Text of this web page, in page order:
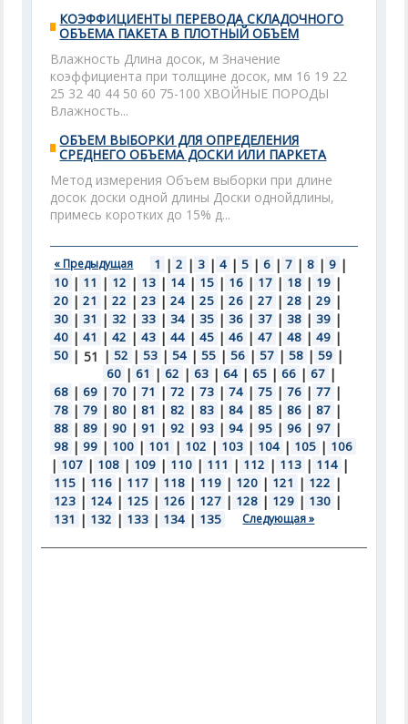
КОЭФФИЦИЕНТЫ ПЕРЕВОДА СКЛАДОЧНОГО
ОБЪЕМА ПАКЕТА В ПЛОТНЫЙ ОБЪЕМ
Влажность Длина досок, м Значение
коэффициента при толщине досок, мм 16 19 22
25 32 40 44 50 60 75-100 ХВОЙНЫЕ ПОРОДЫ
Влажность...
ОБЪЕМ ВЫБОРКИ ДЛЯ ОПРЕДЕЛЕНИЯ
СРЕДНЕГО ОБЪЕМА ДОСКИ ИЛИ ПАРКЕТА
Метод измерения Объем выборки при длине
досок доски одной длины Доски однойдлины,
примесь коротких до 15% д...
« Предыдущая 1 | 2 | 3 | 4 | 5 | 6 | 7 | 8 | 9 |
10 | 11 | 12 | 13 | 14 | 15 | 16 | 17 | 18 | 19 |
20 | 21 | 22 | 23 | 24 | 25 | 26 | 27 | 28 | 29 |
30 | 31 | 32 | 33 | 34 | 35 | 36 | 37 | 38 | 39 |
40 | 41 | 42 | 43 | 44 | 45 | 46 | 47 | 48 | 49 |
50 | 51 | 52 | 53 | 54 | 55 | 56 | 57 | 58 | 59 |
60 | 61 | 62 | 63 | 64 | 65 | 66 | 67 |
68 | 69 | 70 | 71 | 72 | 73 | 74 | 75 | 76 | 77 |
78 | 79 | 80 | 81 | 82 | 83 | 84 | 85 | 86 | 87 |
88 | 89 | 90 | 91 | 92 | 93 | 94 | 95 | 96 | 97 |
98 | 99 | 100 | 101 | 102 | 103 | 104 | 105 | 106
| 107 | 108 | 109 | 110 | 111 | 112 | 113 | 114 |
115 | 116 | 117 | 118 | 119 | 120 | 121 | 122 |
123 | 124 | 125 | 126 | 127 | 128 | 129 | 130 |
131 | 132 | 133 | 134 | 135 Следующая »